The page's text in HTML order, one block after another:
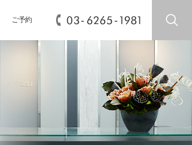
ご予約